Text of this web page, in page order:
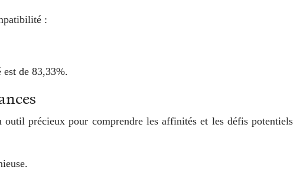
:
de 83,33%.
précieux pour comprendre les affinités et les défis potentiels